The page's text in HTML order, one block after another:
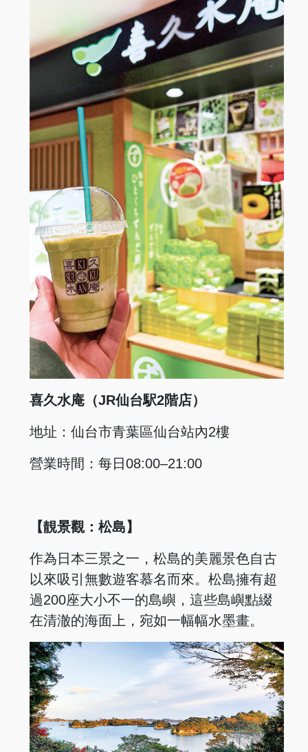
喜久水庵（JR仙台駅2階店）
地址：仙台市青葉區仙台站內2樓
營業時間：每日08:00–21:00
【靚景觀：松島】
作為日本三景之一，松島的美麗景色自古
以來吸引無數遊客慕名而來。松島擁有超
過200座大小不一的島嶼，這些島嶼點綴
在清澈的海面上，宛如一幅幅水墨畫。